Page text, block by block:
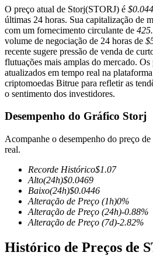
Futuros COIN-M
Futuros de criptomoeda
TradFi
Derivativos de ações, câmbio,
O preço atual de Storj(STORJ) é
últimas 24 horas. Sua capitalização de
com um fornecimento circulante de
volume de negociação de 24 horas de
recente sugere pressão de venda de
flutuações mais amplas do mercado.
atualizados em tempo real na
criptomoedas Bitrue para refletir as
o sentimento dos investidores.
Desempenho do Gráfico Storj
Acompanhe o desempenho do preço
real.
Recorde Histórico$1.07
Alto(24h)$0.0469
Baixo(24h)$0.0446
Alteração de Preço (1h)0%
Alteração de Preço (24h)-0.88%
Alteração de Preço (7d)-2.82%
Histórico de Preços de